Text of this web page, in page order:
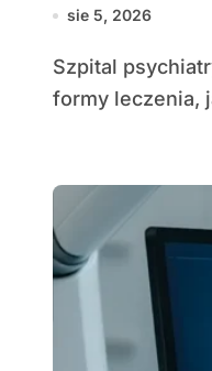
sie 5, 2026
Szpital psychiatryczny to środowisko, w którym gwarantowane są zarówno specjalistyczne
formy leczenia,